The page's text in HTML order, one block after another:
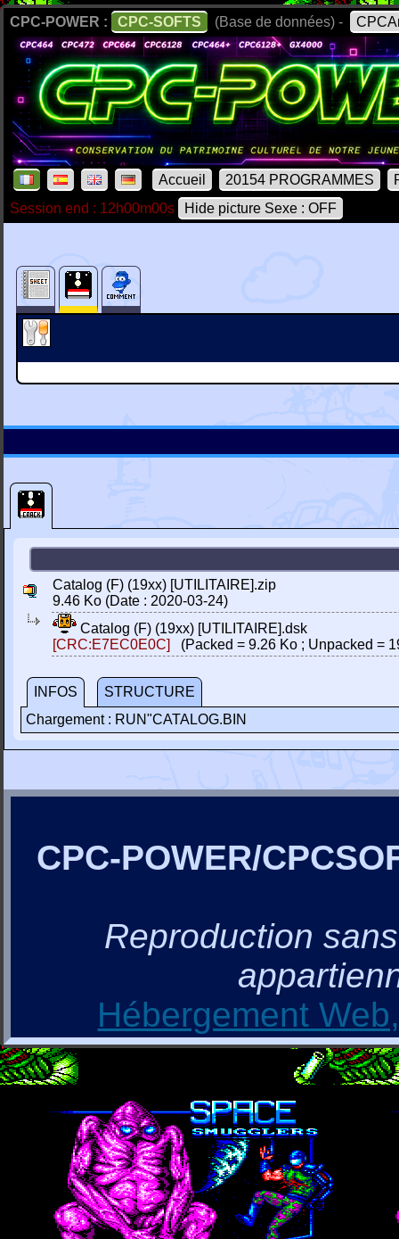
CPC-POWER : CPC-SOFTS (Base de données) -
Accueil 20154 PROGRAMMES
Session end : 12h00m00s
Hide picture Sexe : OFF
Catalog (F) (19xx) [UTILITAIRE].zip
9.46 Ko (Date : 2020-03-24)
Catalog (F) (19xx) [UTILITAIRE].dsk
[CRC:E7EC0E0C]
(Packed = 9.26 Ko ; Unpacked =
INFOS
STRUCTURE
Chargement : RUN"CATALOG.BIN
CPC-POWER/
Reproduction
Hébergement